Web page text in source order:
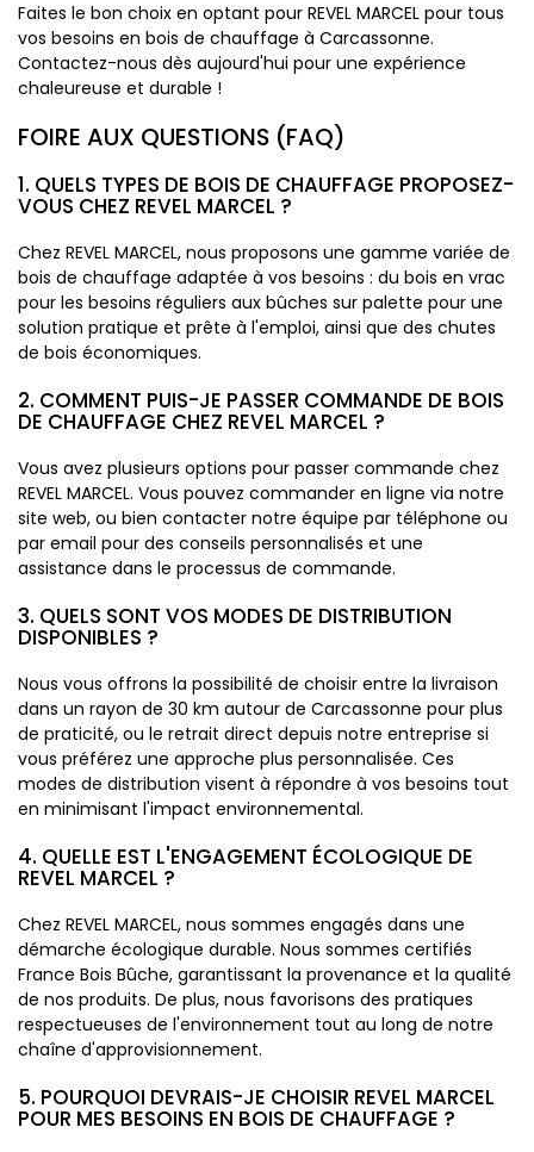
Faites le bon choix en optant pour REVEL MARCEL pour tous
vos besoins en bois de chauffage à Carcassonne.
Contactez-nous dès aujourd'hui pour une expérience
chaleureuse et durable !
FOIRE AUX QUESTIONS (FAQ)
1. QUELS TYPES DE BOIS DE CHAUFFAGE PROPOSEZ-
VOUS CHEZ REVEL MARCEL ?
Chez REVEL MARCEL, nous proposons une gamme variée de
bois de chauffage adaptée à vos besoins : du bois en vrac
pour les besoins réguliers aux bûches sur palette pour une
solution pratique et prête à l'emploi, ainsi que des chutes
de bois économiques.
2. COMMENT PUIS-JE PASSER COMMANDE DE BOIS
DE CHAUFFAGE CHEZ REVEL MARCEL ?
Vous avez plusieurs options pour passer commande chez
REVEL MARCEL. Vous pouvez commander en ligne via notre
site web, ou bien contacter notre équipe par téléphone ou
par email pour des conseils personnalisés et une
assistance dans le processus de commande.
3. QUELS SONT VOS MODES DE DISTRIBUTION
DISPONIBLES ?
Nous vous offrons la possibilité de choisir entre la livraison
dans un rayon de 30 km autour de Carcassonne pour plus
de praticité, ou le retrait direct depuis notre entreprise si
vous préférez une approche plus personnalisée. Ces
modes de distribution visent à répondre à vos besoins tout
en minimisant l'impact environnemental.
4. QUELLE EST L'ENGAGEMENT ÉCOLOGIQUE DE
REVEL MARCEL ?
Chez REVEL MARCEL, nous sommes engagés dans une
démarche écologique durable. Nous sommes certifiés
France Bois Bûche, garantissant la provenance et la qualité
de nos produits. De plus, nous favorisons des pratiques
respectueuses de l'environnement tout au long de notre
chaîne d'approvisionnement.
5. POURQUOI DEVRAIS-JE CHOISIR REVEL MARCEL
POUR MES BESOINS EN BOIS DE CHAUFFAGE ?